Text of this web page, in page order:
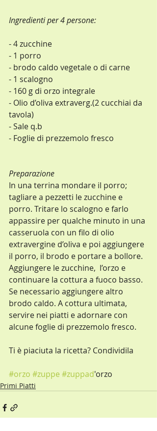
Ingredienti per 4 persone:
- 4 zucchine
- 1 porro
- brodo caldo vegetale o di carne
- 1 scalogno
- 160 g di orzo integrale
- Olio d’oliva extraverg.(2 cucchiai da
tavola)
- Sale q.b
- Foglie di prezzemolo fresco
Preparazione
In una terrina mondare il porro;
tagliare a pezzetti le zucchine e
porro. Tritare lo scalogno e farlo
appassire per qualche minuto in una
casseruola con un filo di olio
extravergine d’oliva e poi aggiungere
il porro, il brodo e portare a bollore.
Aggiungere le zucchine,  l’orzo e
continuare la cottura a fuoco basso.
Se necessario aggiungere altro
brodo caldo. A cottura ultimata,
servire nei piatti e adornare con
alcune foglie di prezzemolo fresco.
Ti è piaciuta la ricetta? Condividila
#orzo #zuppe #zuppad'orzo
Primi Piatti